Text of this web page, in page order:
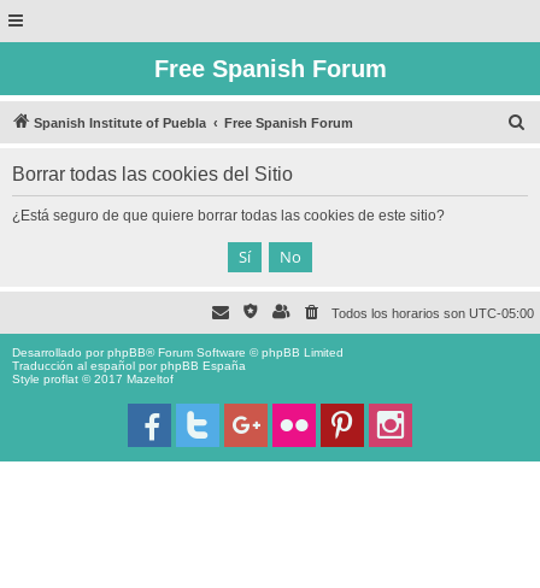
Free Spanish Forum
Spanish Institute of Puebla Free Spanish Forum
Borrar todas las cookies del Sitio
¿Está seguro de que quiere borrar todas las cookies de este sitio?
Todos los horarios son UTC-05:00
Desarrollado porphpBB® Forum Software © phpBB Limited
Traducción al español porphpBB España
Style proflat © 2017 Mazeltof